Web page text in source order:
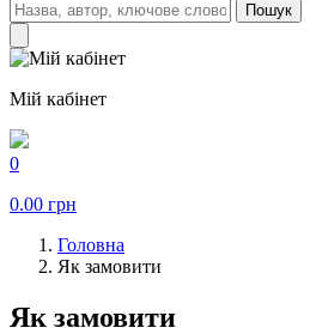
Пошук
Мій кабінет
0
0.00 грн
Головна
Як замовити
Як замовити